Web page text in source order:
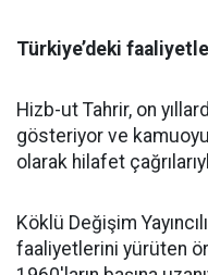
Türkiye’deki
Hizb-ut Tahrir, on
gösteriyor ve
olarak hilafet
Köklü Değişim
faaliyetlerini yürüten